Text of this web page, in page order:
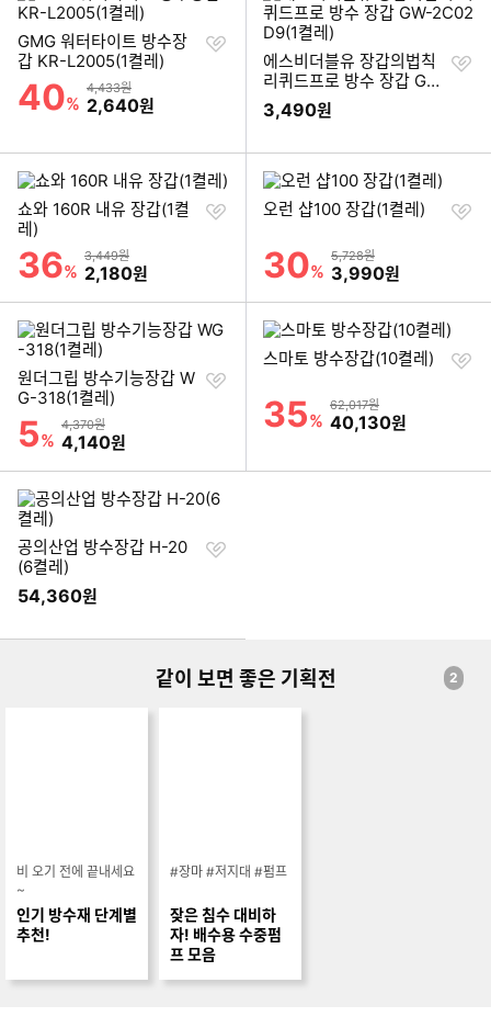
GMG 워터타이트 방수장
갑 KR-L2005(1켤레)
할인률
40%
상품금액
4,433원
할인금액
2,640원
찜
에스비더블유 장갑의법칙
리퀴드프로 방수 장갑 GW
-2C02D9(1켤레)
3,490원
찜
쇼와 160R 내유 장갑(1켤
레)
할인률
36%
상품금액
3,449원
할인금액
2,180원
찜
오런 샵100 장갑(1켤레)
할인률
30%
상품금액
5,728원
할인금액
3,990원
찜
원더그립 방수기능장갑 W
G-318(1켤레)
할인률
5%
상품금액
4,370원
할인금액
4,140원
찜
스마토 방수장갑(10켤레)
할인률
35%
상품금액
62,017원
할인금액
40,130원
찜
공의산업 방수장갑 H-20
(6켤레)
54,360원
찜
같이 보면 좋은 기획전 2
비 오기 전에 끝내세요
~
인기 방수재 단계별
추천!
#장마 #저지대 #펌프
잦은 침수 대비하
자! 배수용 수중펌
프 모음